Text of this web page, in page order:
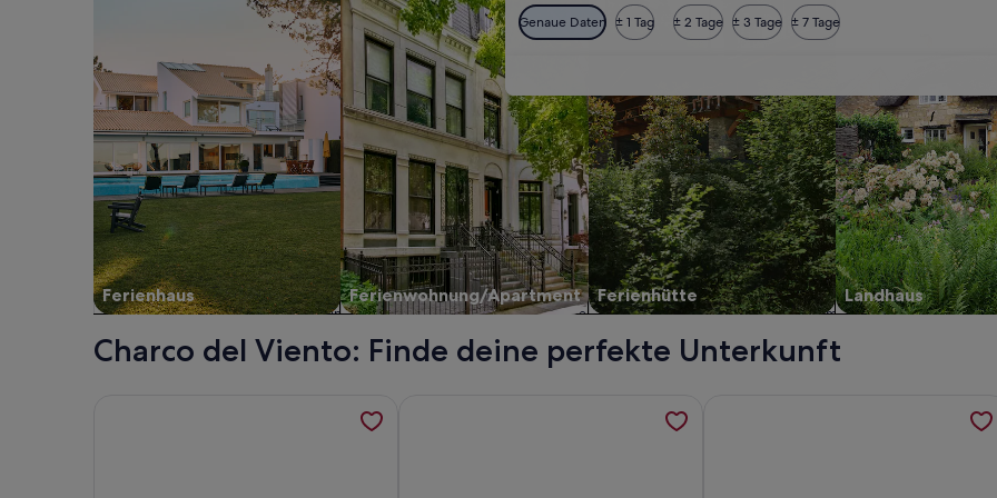
Genaue Daten ± 1 Tag ± 2 Tage ± 3 Tage ± 7 Tage
Ferienhaus Ferienwohnung/Apartment Ferienhütte Landhaus
Charco del Viento: Finde deine perfekte Unterkunft